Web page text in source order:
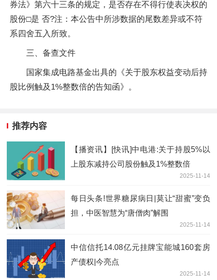
券法》第六十三条的规定，是否存在不得行使表决权的
股份□是 否?注：本公告中所涉数据的尾数差异或不符
系四舍五入所致。
三、备查文件
国家集成电路基金出具的《关于股东权益变动后持
股比例触及1%整数倍的告知函》。
推荐内容
【播资讯】[快讯]中电港:关于持股5%以
上股东减持公司股份触及1%整数倍
2025-11-14
每日头条!世界糖尿病日|莫让“甜蜜”变负
担，中医智慧为“唐僧肉”解围
2025-11-14
中信信托14.08亿元挂牌宝能城160套房
产债权|今亮点
2025-11-14